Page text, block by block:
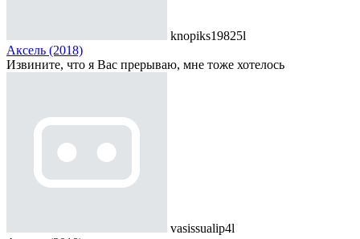
knopiks19825l
Аксель (2018)
Извините, что я Вас прерываю, мне тоже хотелось
vasissualip4l